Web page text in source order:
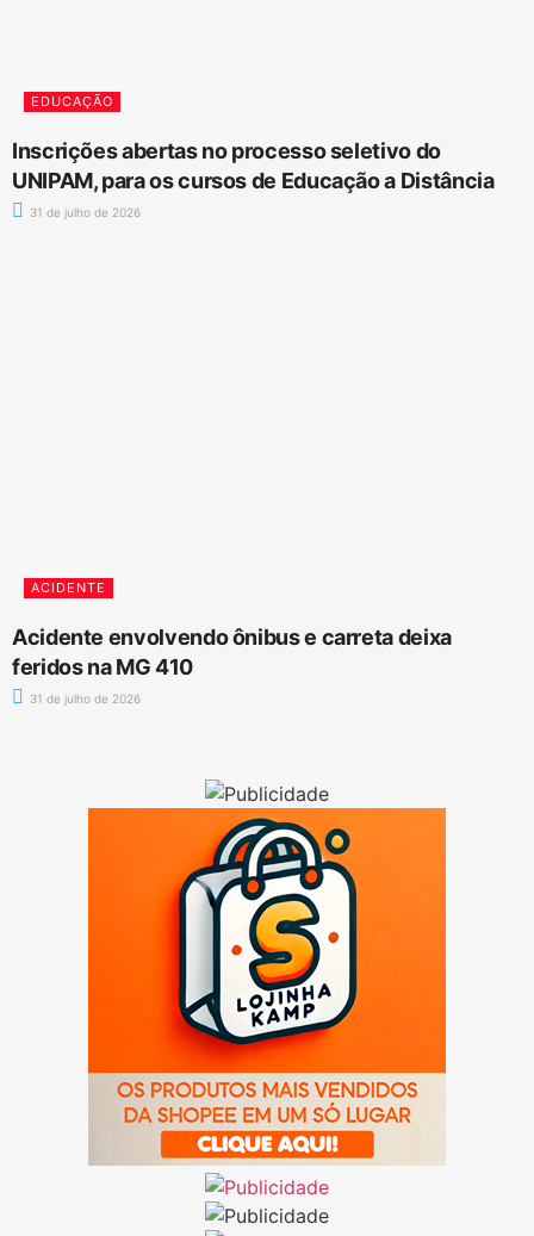
EDUCAÇÃO
Inscrições abertas no processo seletivo do
UNIPAM, para os cursos de Educação a Distância
31 de julho de 2026
ACIDENTE
Acidente envolvendo ônibus e carreta deixa
feridos na MG 410
31 de julho de 2026